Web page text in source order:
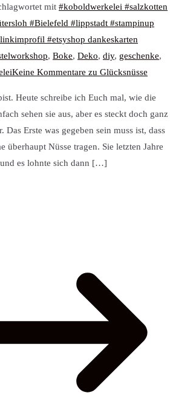
mit #koboldwerkelei #salzkotten
#Bielefeld #lippstadt #stampinup
#etsyshop dankeskarten
, Boke, Deko, diy, geschenke,
Keine Kommentare zu Glücksnüsse
Heute schreibe ich Euch mal, wie die
sehen sie aus, aber es steckt doch ganz
Das Erste was gegeben sein muss ist, dass
überhaupt Nüsse tragen. Sie letzten Jahre
es lohnte sich dann […]